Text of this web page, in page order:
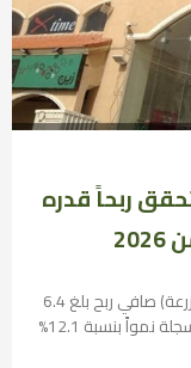
تحقق ربحاً قدره
حققت الشركة السعودية للتسويق (أسواق المزرعة) صافي ربح بلغ 6.4
مليون ريال خلال الربع الأول من عام 2026م، مسجلة نمواً بنسبة 12.1%